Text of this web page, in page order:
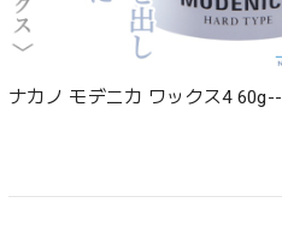
ナカノ モデニカ ワックス4 60g--